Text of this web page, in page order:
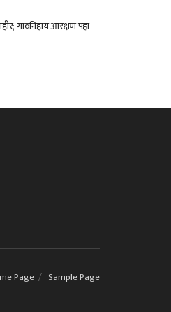
गावनिहाय आरक्षण पहा
Page Sample Page